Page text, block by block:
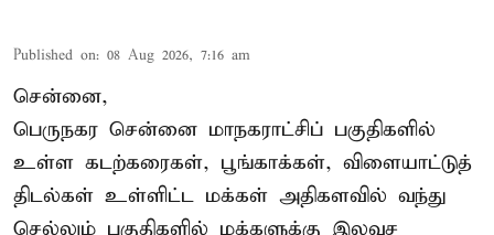
Published on: 08 Aug 2026, 7:16 am
சென்னை,
பெருநகர சென்னை மாநகராட்சிப் பகுதிகளில்
உள்ள கடற்கரைகள், பூங்காக்கள், விளையாட்டுத்
திடல்கள் உள்ளிட்ட மக்கள் அதிகளவில் வந்து
செல்லும் பகுதிகளில் மக்களுக்கு இலவச